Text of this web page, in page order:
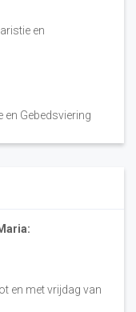
en
en Gebedsviering
en met vrijdag van